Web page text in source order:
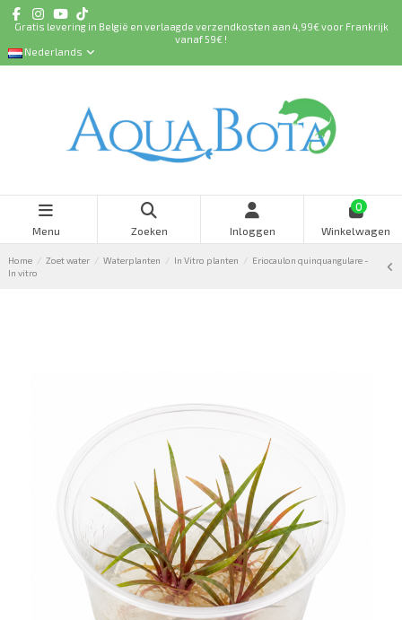
Gratis levering in België en verlaagde verzendkosten aan 4,99€ voor Frankrijk
vanaf 59€ !
Nederlands
Menu Zoeken Inloggen
0
Winkelwagen
Home Zoet water Waterplanten In Vitro planten
Eriocaulon quinquangulare -
In vitro